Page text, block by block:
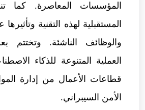
المؤسسات المعاصرة. كما
المستقبلية لهذه التقنية
والوظائف الناشئة. وتختتم
العملية المتنوعة للذكاء
قطاعات الأعمال من إدارة
الأمن السيبراني.